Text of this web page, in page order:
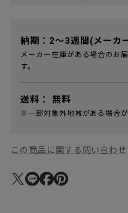
納期：2～3週間(メーカ
メーカー在庫がある場合のお
す。
送料： 無料
※一部対象外地域がある場合が
この商品に関する問い合わせ